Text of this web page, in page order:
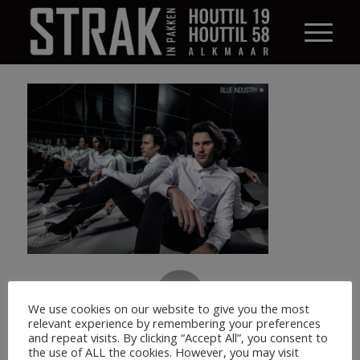
ANTWOORDEN
We use cookies on our website to give you the most
relevant experience by remembering your preferences
and repeat visits. By clicking “Accept All”, you consent to
the use of ALL the cookies. However, you may visit